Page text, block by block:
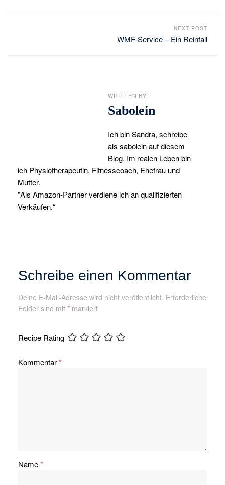
NEXT POST
WMF-Service – Ein Reinfall
WRITTEN BY
Sabolein
Ich bin Sandra, schreibe
als sabolein auf diesem
Blog. Im realen Leben bin
ich Physiotherapeutin, Fitnesscoach, Ehefrau und
Mutter.
"Als Amazon-Partner verdiene ich an qualifizierten
Verkäufen.“
Schreibe einen Kommentar
Deine E-Mail-Adresse wird nicht veröffentlicht. Erforderliche
Felder sind mit *markiert
Recipe Rating
Kommentar*
Name*